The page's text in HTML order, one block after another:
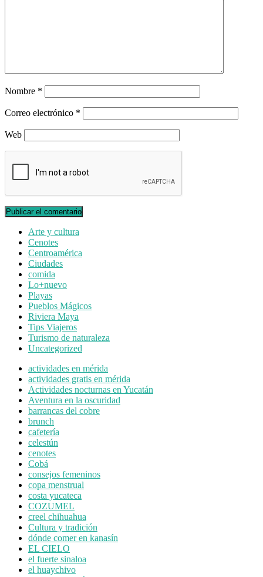
Nombre *
Correo electrónico *
Web
Arte y cultura
Cenotes
Centroamérica
Ciudades
comida
Lo+nuevo
Playas
Pueblos Mágicos
Riviera Maya
Tips Viajeros
Turismo de naturaleza
Uncategorized
actividades en mérida
actividades gratis en mérida
Actividades nocturnas en Yucatán
Aventura en la oscuridad
barrancas del cobre
brunch
cafetería
celestún
cenotes
Cobá
consejos femeninos
copa menstrual
costa yucateca
COZUMEL
creel chihuahua
Cultura y tradición
dónde comer en kanasín
EL CIELO
el fuerte sinaloa
el huaychivo